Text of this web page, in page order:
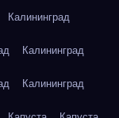
Калининград
Калининград
Калининград